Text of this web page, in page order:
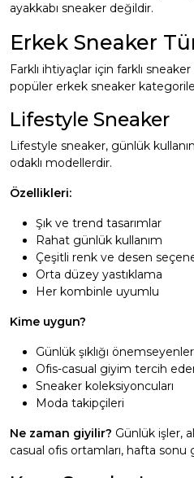
ayakkabı sneaker değildir.
Erkek Sneaker
Farklı ihtiyaçlar için farklı
popüler erkek sneaker
Lifestyle Sneaker
Lifestyle sneaker, günlük
odaklı modellerdir.
Özellikleri:
Şık ve trend tasarımlar
Rahat günlük kullanım
Çeşitli renk ve desen
Orta düzey yastıklama
Her kombinle uyumlu
Kime uygun?
Günlük şıklığı önemseyenler
Ofis-casual giyim tercih
Sneaker koleksiyoncuları
Moda takipçileri
Ne zaman giyilir? Günlük işler,
casual ofis ortamları, hafta sonu